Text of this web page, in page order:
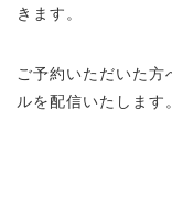
きます。
ご予約いただいた
ルを配信いたします。